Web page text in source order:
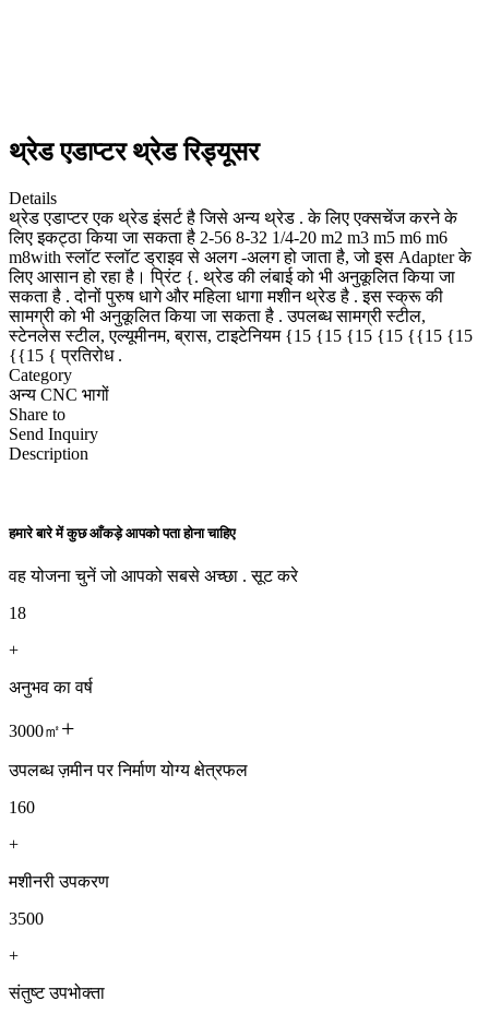
थ्रेड एडाप्टर थ्रेड रिड्यूसर
Details
थ्रेड एडाप्टर एक थ्रेड इंसर्ट है जिसे अन्य थ्रेड . के लिए एक्सचेंज करने के
लिए इकट्ठा किया जा सकता है 2-56 8-32 1/4-20 m2 m3 m5 m6 m6
m8with स्लॉट स्लॉट ड्राइव से अलग -अलग हो जाता है, जो इस Adapter के
लिए आसान हो रहा है। प्रिंट {. थ्रेड की लंबाई को भी अनुकूलित किया जा
सकता है . दोनों पुरुष धागे और महिला धागा मशीन थ्रेड है . इस स्क्रू की
सामग्री को भी अनुकूलित किया जा सकता है . उपलब्ध सामग्री स्टील,
स्टेनलेस स्टील, एल्यूमीनम, ब्रास, टाइटेनियम {15 {15 {15 {15 {{15 {15
{{15 { प्रतिरोध .
Category
अन्य CNC भागों
Share to
Send Inquiry
Description
हमारे बारे में कुछ आँकड़े आपको पता होना चाहिए
वह योजना चुनें जो आपको सबसे अच्छा . सूट करे
18
+
अनुभव का वर्ष
3000㎡+
उपलब्ध ज़मीन पर निर्माण योग्य क्षेत्रफल
160
+
मशीनरी उपकरण
3500
+
संतुष्ट उपभोक्ता